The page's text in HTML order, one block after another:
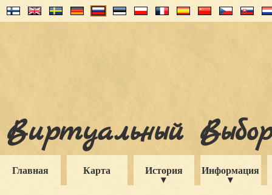
Виртуальный
Главная Карта История Информация